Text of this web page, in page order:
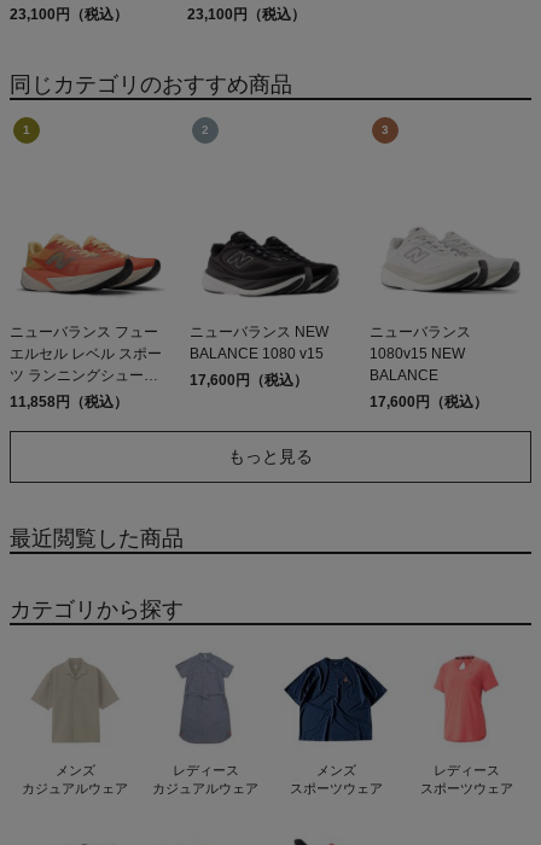
Max
23,100円（税込）
23,100円（税込）
同じカテゴリのおすすめ商品
ニューバランス フュー
エルセル レベル スポー
ツ ランニングシューズ
ランシュー NEW
11,858円（税込）
ニューバランス NEW
BALANCE 1080 v15
17,600円（税込）
ニューバランス
1080v15 NEW
BALANCE
17,600円（税込）
もっと見る
最近閲覧した商品
カテゴリから探す
メンズ
カジュアルウェア
レディース
カジュアルウェア
メンズ
スポーツウェア
レディース
スポーツウェア